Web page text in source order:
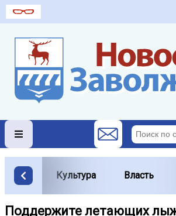
Культура Власть
Поддержите летающих